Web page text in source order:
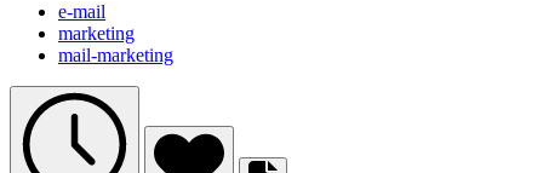
e-mail
marketing
mail-marketing